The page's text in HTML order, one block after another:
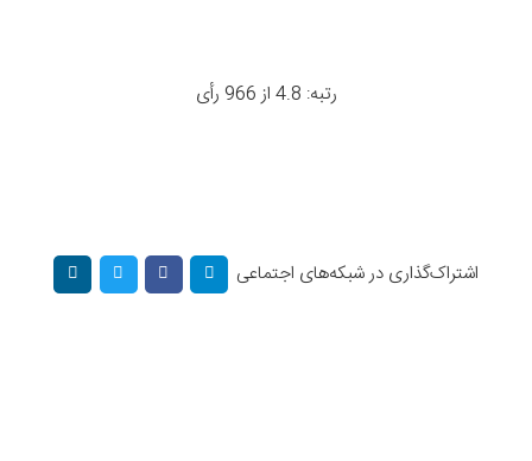
رتبه: 4.8 از 966 رأی
اشتراک‌گذاری در شبکه‌های اجتماعی